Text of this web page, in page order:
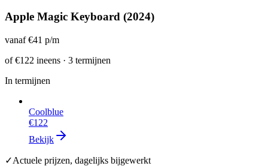
Apple Magic Keyboard (2024)
vanaf€41 p/m
of€122 ineens · 3 termijnen
In termijnen
Coolblue
€122
Bekijk
✓Actuele prijzen, dagelijks bijgewerkt